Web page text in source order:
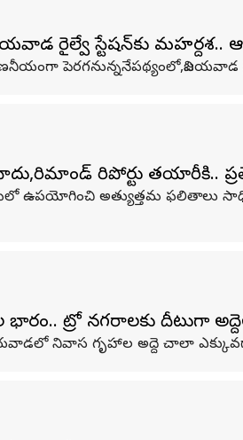
రైల్వే స్టేషన్‌‌కు
రిపోర్టు తయారీకి..
ఉపయోగించి అత్యుత్తమ ఫలితాలు
మెట్రో నగరాలకు దీటుగా
నివాస గృహాల అద్దె చాలా